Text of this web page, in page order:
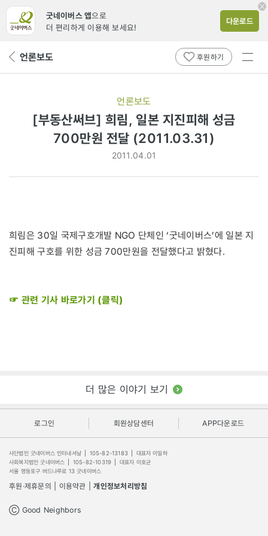
굿네이버스 앱으로
더 편리하게 이용해 보세요!
다운로드
뒤 언론보도 후원하기
전체
언론보도
[부동산써브] 희림, 일본 지진피해 성금
700만원 전달 (2011.03.31)
2011.04.01
희림은 30일 국제구호개발 NGO 단체인 ‘굿네이버스’에 일본 지
진피해 구호를 위한 성금 700만원을 전달했다고 밝혔다.
☞ 관련 기사 바로가기 (클릭)
더 많은 이야기 보기
로그인 회원상담센터 APP다운로드
사단법인 굿네이버스 인터내셔날 105-82-13183
대표자 이일하
사회복지법인 굿네이버스
105-82-10319
대표자 이호균
서울 영등포구 버드나루로 13 굿네이버스
후원·제휴문의 이용약관 개인정보처리방침
Ⓒ Good Neighbors